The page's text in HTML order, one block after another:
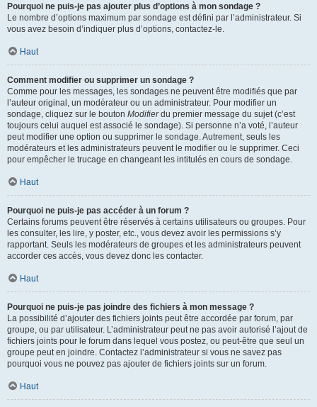
Pourquoi ne puis-je pas ajouter plus d’options à mon sondage ?
Le nombre d’options maximum par sondage est défini par l’administrateur. Si
vous avez besoin d’indiquer plus d’options, contactez-le.
Haut
Comment modifier ou supprimer un sondage ?
Comme pour les messages, les sondages ne peuvent être modifiés que par
l’auteur original, un modérateur ou un administrateur. Pour modifier un
sondage, cliquez sur le bouton Modifierdu premier message du sujet (c’est
toujours celui auquel est associé le sondage). Si personne n’a voté, l’auteur
peut modifier une option ou supprimer le sondage. Autrement, seuls les
modérateurs et les administrateurs peuvent le modifier ou le supprimer. Ceci
pour empêcher le trucage en changeant les intitulés en cours de sondage.
Haut
Pourquoi ne puis-je pas accéder à un forum ?
Certains forums peuvent être réservés à certains utilisateurs ou groupes. Pour
les consulter, les lire, y poster, etc., vous devez avoir les permissions s’y
rapportant. Seuls les modérateurs de groupes et les administrateurs peuvent
accorder ces accès, vous devez donc les contacter.
Haut
Pourquoi ne puis-je pas joindre des fichiers à mon message ?
La possibilité d’ajouter des fichiers joints peut être accordée par forum, par
groupe, ou par utilisateur. L’administrateur peut ne pas avoir autorisé l’ajout de
fichiers joints pour le forum dans lequel vous postez, ou peut-être que seul un
groupe peut en joindre. Contactez l’administrateur si vous ne savez pas
pourquoi vous ne pouvez pas ajouter de fichiers joints sur un forum.
Haut